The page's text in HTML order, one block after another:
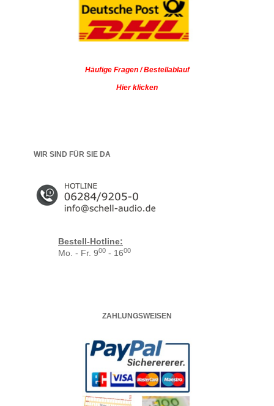
Häufige Fragen / Bestellablauf
Hier klicken
WIR SIND FÜR SIE DA
Bestell-Hotline:
Mo. - Fr. 900 - 1600
ZAHLUNGSWEISEN